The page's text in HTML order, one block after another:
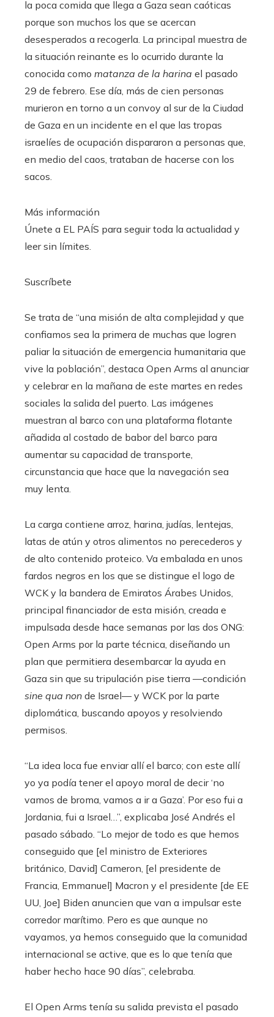
la poca comida que llega a Gaza sean caóticas
porque son muchos los que se acercan
desesperados a recogerla. La principal muestra de
la situación reinante es lo ocurrido durante la
conocida como matanza de la harina el pasado
29 de febrero. Ese día, más de cien personas
murieron en torno a un convoy al sur de la Ciudad
de Gaza en un incidente en el que las tropas
israelíes de ocupación dispararon a personas que,
en medio del caos, trataban de hacerse con los
sacos.
Más información
Únete a EL PAÍS para seguir toda la actualidad y
leer sin límites.
Suscríbete
Se trata de “una misión de alta complejidad y que
confiamos sea la primera de muchas que logren
paliar la situación de emergencia humanitaria que
vive la población”, destaca Open Arms al anunciar
y celebrar en la mañana de este martes en redes
sociales la salida del puerto. Las imágenes
muestran al barco con una plataforma flotante
añadida al costado de babor del barco para
aumentar su capacidad de transporte,
circunstancia que hace que la navegación sea
muy lenta.
La carga contiene arroz, harina, judías, lentejas,
latas de atún y otros alimentos no perecederos y
de alto contenido proteico. Va embalada en unos
fardos negros en los que se distingue el logo de
WCK y la bandera de Emiratos Árabes Unidos,
principal financiador de esta misión, creada e
impulsada desde hace semanas por las dos ONG:
Open Arms por la parte técnica, diseñando un
plan que permitiera desembarcar la ayuda en
Gaza sin que su tripulación pise tierra —condición
sine qua non de Israel— y WCK por la parte
diplomática, buscando apoyos y resolviendo
permisos.
“La idea loca fue enviar allí el barco; con este allí
yo ya podía tener el apoyo moral de decir ‘no
vamos de broma, vamos a ir a Gaza’. Por eso fui a
Jordania, fui a Israel…”, explicaba José Andrés el
pasado sábado. “Lo mejor de todo es que hemos
conseguido que [el ministro de Exteriores
británico, David] Cameron, [el presidente de
Francia, Emmanuel] Macron y el presidente [de EE
UU, Joe] Biden anuncien que van a impulsar este
corredor marítimo. Pero es que aunque no
vayamos, ya hemos conseguido que la comunidad
internacional se active, que es lo que tenía que
haber hecho hace 90 días”, celebraba.
El Open Arms tenía su salida prevista el pasado